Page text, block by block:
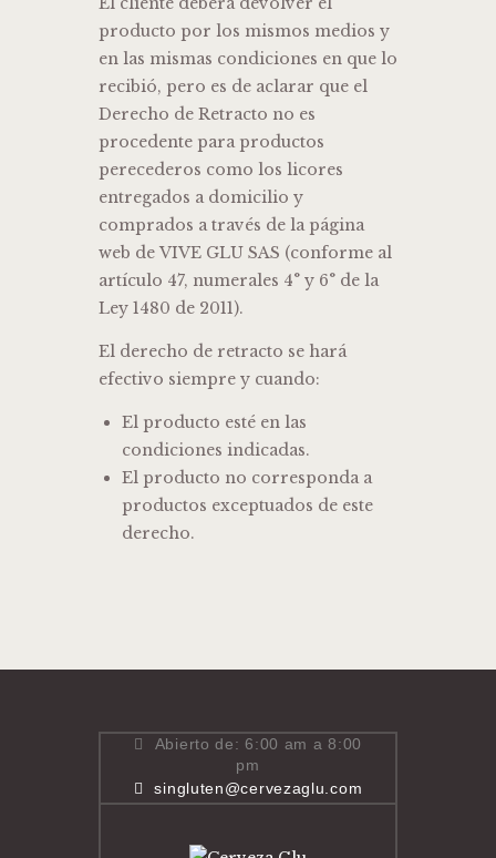
producto por los mismos medios y
en las mismas condiciones en que lo
recibió, pero es de aclarar que el
Derecho de Retracto no es
procedente para productos
perecederos como los licores
entregados a domicilio y
comprados a través de la página
web de VIVE GLU SAS (conforme al
artículo 47, numerales 4° y 6° de la
Ley 1480 de 2011).
El derecho de retracto se hará
efectivo siempre y cuando:
El producto esté en las
condiciones indicadas.
El producto no corresponda a
productos exceptuados de este
derecho.
Abierto de: 6:00 am a 8:00
pm
singluten@cervezaglu.com